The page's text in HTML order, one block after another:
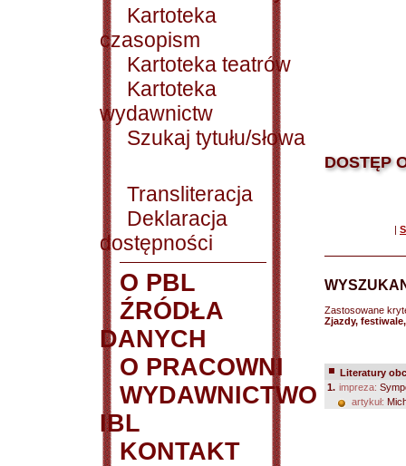
Kartoteka
czasopism
Kartoteka teatrów
Kartoteka
wydawnictw
Szukaj tytułu/słowa
Transliteracja
Deklaracja
dostępności
O PBL
ŹRÓDŁA
DANYCH
O PRACOWNI
WYDAWNICTWO
IBL
KONTAKT
DOSTĘP
|
Zastosowane
Zjazdy,
Literatury
1. impreza:
artykuł: